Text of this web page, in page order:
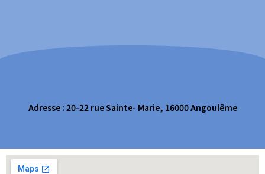
Adresse : 20-22 rue Sainte- Marie, 16000 Angoulême